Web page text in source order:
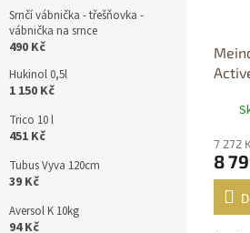
Srnčí vábnička - třešňovka -
vábnička na srnce
490 Kč
Hukinol 0,5l
1 150 Kč
Trico 10 l
451 Kč
Tubus Vyva 120cm
39 Kč
Aversol K 10kg
94 Kč
7 272
8